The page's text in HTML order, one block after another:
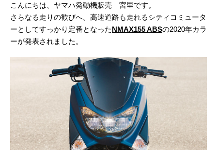
こんにちは、ヤマハ発動機販売 宮里です。
さらなる走りの歓びへ。高速道路も走れるシティコミュータ
ーとしてすっかり定番となったNMAX155 ABSの2020年カラ
ーが発表されました。